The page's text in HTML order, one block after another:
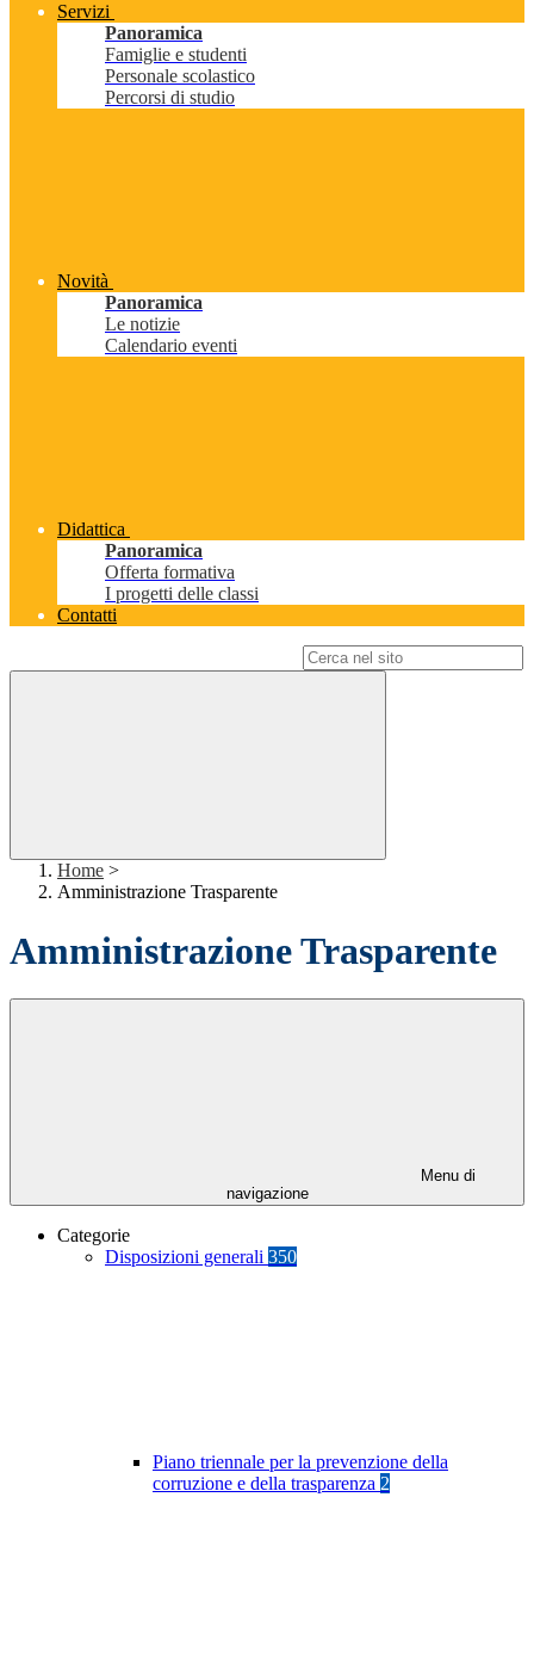
Servizi
Panoramica
Famiglie e studenti
Personale scolastico
Percorsi di studio
Novità
Panoramica
Le notizie
Calendario eventi
Didattica
Panoramica
Offerta formativa
I progetti delle classi
Contatti
Home >
Amministrazione Trasparente
Amministrazione Trasparente
Menu di
navigazione
Categorie
Disposizioni generali 350
Piano triennale per la prevenzione della
corruzione e della trasparenza 2